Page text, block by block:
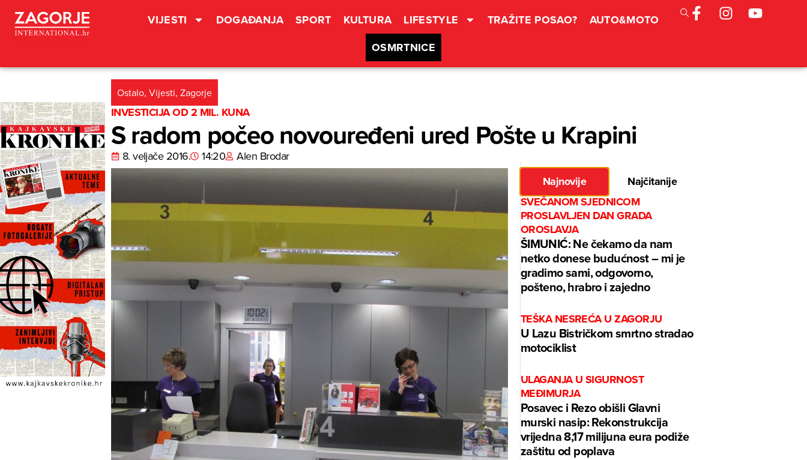
VIJESTI DOGAĐANJA SPORT KULTURA LIFESTYLE TRAŽITE POSAO?
AUTO&MOTO
OSMRTNICE
Ostalo, Vijesti, Zagorje
INVESTICIJA OD 2 MIL. KUNA
S radom počeo novouređeni ured Pošte u Krapini
8. veljače 2016. 14:20 Alen Brodar
Najnovije
Najčitanije
SVEČANOM SJEDNICOM
PROSLAVLJEN DAN GRADA
OROSLAVJA
ŠIMUNIĆ: Ne čekamo da nam
netko donese budućnost – mi je
gradimo sami, odgovorno,
pošteno, hrabro i zajedno
TEŠKA NESREĆA U ZAGORJU
U Lazu Bistričkom smrtno stradao
motociklist
ULAGANJA U SIGURNOST
MEĐIMURJA
Posavec i Rezo obišli Glavni
murski nasip: Rekonstrukcija
vrijedna 8,17 milijuna eura podiže
zaštitu od poplava